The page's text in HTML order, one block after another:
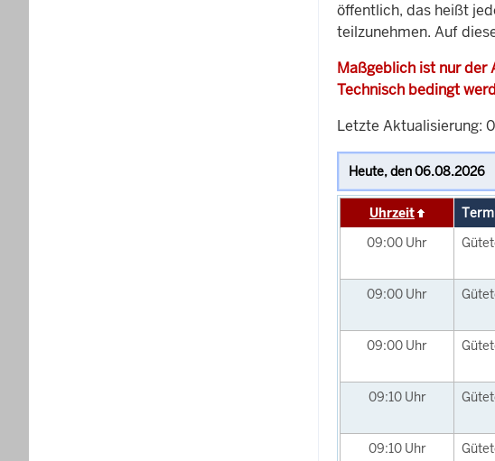
öffentlich, das heißt
teilzunehmen. Auf
Maßgeblich ist nur der
Technisch bedingt
Letzte Aktualisierung:
Uhrzeit
09:00 Uhr
09:00 Uhr
09:00 Uhr
09:10 Uhr
09:10 Uhr